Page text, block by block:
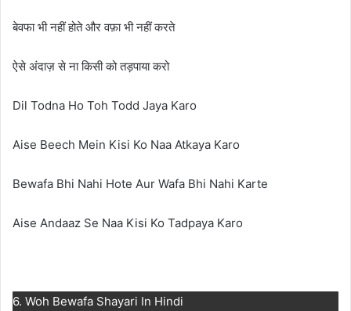
बेवफा भी नहीं होते और वफ़ा भी नहीं करते
ऐसे अंदाज़ से ना किसी को तड़पाया करो
Dil Todna Ho Toh Todd Jaya Karo
Aise Beech Mein Kisi Ko Naa Atkaya Karo
Bewafa Bhi Nahi Hote Aur Wafa Bhi Nahi Karte
Aise Andaaz Se Naa Kisi Ko Tadpaya Karo
6. Woh Bewafa Shayari In Hindi